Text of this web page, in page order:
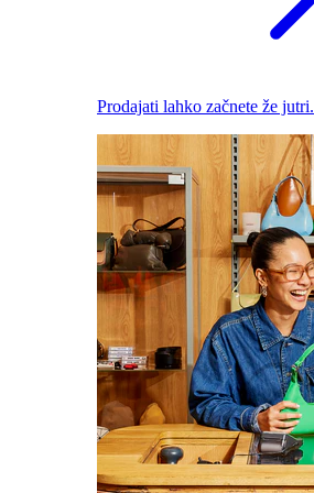
Prodajati lahko začnete že jutri.